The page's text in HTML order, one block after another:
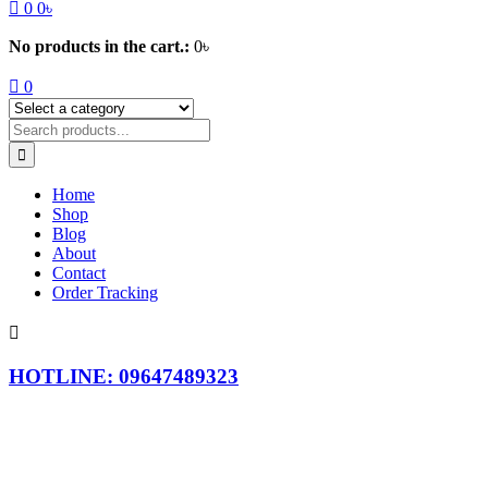
0 0৳
No products in the cart.: 0৳
0
Home
Shop
Blog
About
Contact
Order Tracking
HOTLINE: 09647489323